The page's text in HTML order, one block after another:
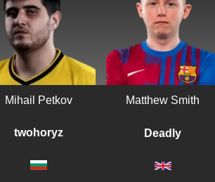
Mihail Petkov
twohoryz
Matthew Smith
Deadly